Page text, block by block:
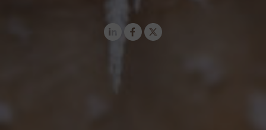
LinkedInFacebook
X